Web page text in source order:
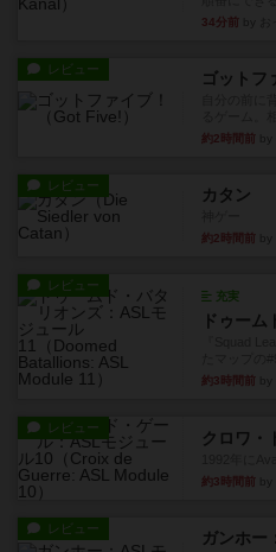
34分前
レビュー ゴットフ
約2時間前
レビュー カタン
約2時間前
レビュー
充実
約3時間前
レビュー
約3時間前
レビュー ガンホー